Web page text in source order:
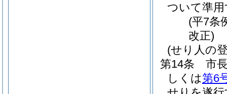
ついて準
(平7条
改正)
(せり人の
第14条
市
しくは第6